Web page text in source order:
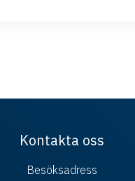
Kontakta oss
Besöksadress